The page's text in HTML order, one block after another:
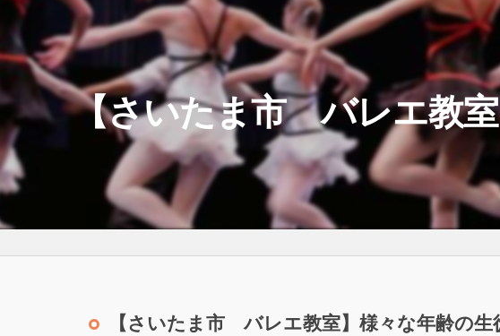
【さいたま市 バレエ教室
【さいたま市 バレエ教室】様々な年齢の生